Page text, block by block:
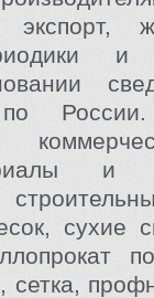
экспорт,
и
и
сухие
сетка,